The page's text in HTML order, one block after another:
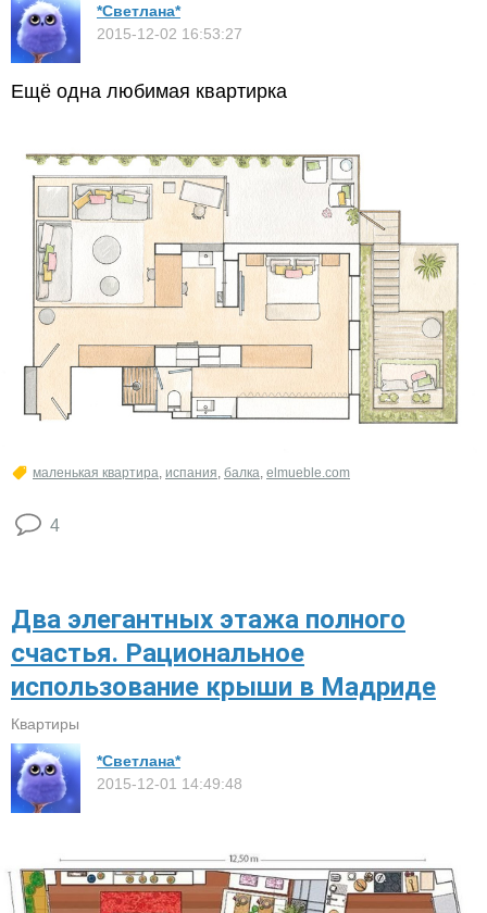
*Светлана*
2015-12-02 16:53:27
Ещё одна любимая квартирка
маленькая квартира испания балка elmueble.com
4
Два элегантных этажа полного
счастья. Рациональное
использование крыши в Мадриде
Квартиры
*Светлана*
2015-12-01 14:49:48